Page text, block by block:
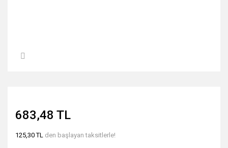
683,48 TL
125,30 TL den başlayan taksitlerle!